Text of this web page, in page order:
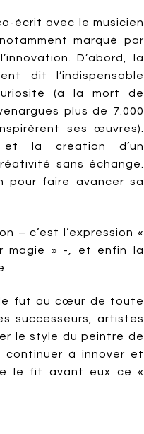
écrit avec le musicien
marqué par
D’abord, la
dit l’indispensable
(à la mort de
plus de 7.000
ses œuvres).
et la création d’un
sans échange.
pour faire avancer sa
– c’est l’expression «
magie » -, et enfin la
fut au cœur de toute
successeurs, artistes
le style du peintre de
continuer à innover et
le fit avant eux ce «